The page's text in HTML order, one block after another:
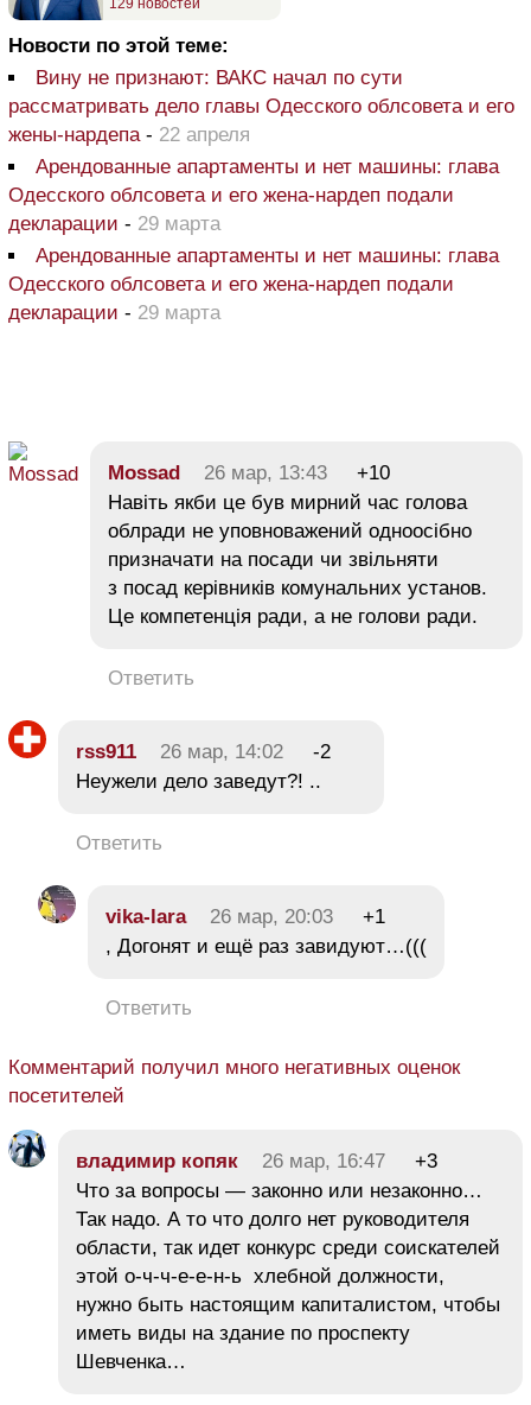
Новости по этой теме:
Вину не признают: ВАКС начал по сути
рассматривать дело главы Одесского облсовета и его
жены-нардепа - 22 апреля
Арендованные апартаменты и нет машины: глава
Одесского облсовета и его жена-нардеп подали
декларации - 29 марта
Арендованные апартаменты и нет машины: глава
Одесского облсовета и его жена-нардеп подали
декларации - 29 марта
Mossad 26 мар, 13:43
+10
Навіть якби це був мирний час голова
облради не уповноважений одноосібно
призначати на посади чи звільняти
з посад керівників комунальних установ.
Це компетенція ради, а не голови ради.
Ответить
rss911 26 мар, 14:02
-2
Неужели дело заведут?! ..
Ответить
vika-lara 26 мар, 20:03
+1
, Догонят и ещё раз завидуют…(((
Ответить
Комментарий получил много негативных оценок
посетителей
владимир копяк 26 мар, 16:47
+3
Что за вопросы — законно или незаконно…
Так надо. А то что долго нет руководителя
области, так идет конкурс среди соискателей
этой о-ч-ч-е-е-н-ь хлебной должности,
нужно быть настоящим капиталистом, чтобы
иметь виды на здание по проспекту
Шевченка…